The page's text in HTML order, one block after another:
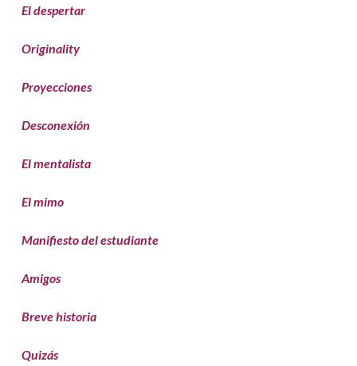
El despertar
Originality
Proyecciones
Desconexión
El mentalista
El mimo
Manifiesto del estudiante
Amigos
Breve historia
Quizás